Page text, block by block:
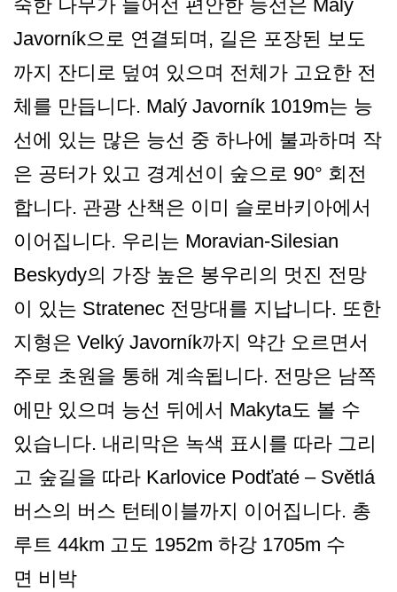
숙한 나무가 늘어선 편안한 능선은 Malý
Javorník으로 연결되며, 길은 포장된 보도
까지 잔디로 덮여 있으며 전체가 고요한 전
체를 만듭니다. Malý Javorník 1019m는 능
선에 있는 많은 능선 중 하나에 불과하며 작
은 공터가 있고 경계선이 숲으로 90° 회전
합니다. 관광 산책은 이미 슬로바키아에서
이어집니다. 우리는 Moravian-Silesian
Beskydy의 가장 높은 봉우리의 멋진 전망
이 있는 Stratenec 전망대를 지납니다. 또한
지형은 Velký Javorník까지 약간 오르면서
주로 초원을 통해 계속됩니다. 전망은 남쪽
에만 있으며 능선 뒤에서 Makyta도 볼 수
있습니다. 내리막은 녹색 표시를 따라 그리
고 숲길을 따라 Karlovice Podťaté – Světlá
버스의 버스 턴테이블까지 이어집니다. 총
루트 44km 고도 1952m 하강 1705m 수
면 비박